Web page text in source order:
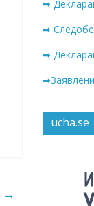
→
➡
➡
➡
ucha.se